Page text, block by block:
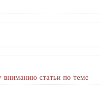
вниманию статьи по теме